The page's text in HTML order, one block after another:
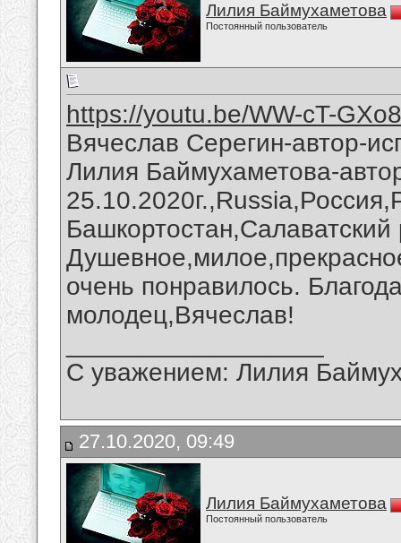
Лилия Баймухаметова
Постоянный пользователь
https://youtu.be/WW-cT-
Вячеслав Серегин-автор-
Лилия Баймухаметова-
очень понравилось.
молодец,Вячеслав!
С уважением: Лилия
27.10.2020, 09:49
Лилия Баймухаметова
Постоянный пользователь